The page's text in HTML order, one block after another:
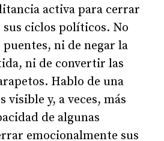
activa para cerrar
ciclos políticos. No
ni de negar la
ni de convertir las
Hablo de una
visible y, a veces, más
de algunas
emocionalmente sus